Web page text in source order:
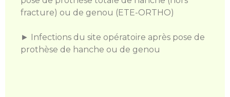
fracture) ou de genou (ETE-ORTHO)
► Infections du site opératoire après pose de
prothèse de hanche ou de genou